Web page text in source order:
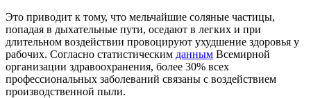
Это приводит к тому, что мельчайшие соляные частицы,
попадая в дыхательные пути, оседают в легких и при
длительном воздействии провоцируют ухудшение здоровья у
рабочих. Согласно статистическим данным Всемирной
организации здравоохранения, более 30% всех
профессиональных заболеваний связаны с воздействием
производственной пыли.